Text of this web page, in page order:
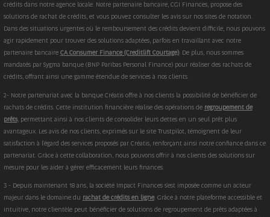
crédits dans notre agence locale. Notre partenaire bancaire, CGI Finances, propose des
solutions de rachat de crédits, et vous pouvez consulter les avis sur nos sites de notation.
Dans des situations urgentes où le remboursement des crédits devient difficile, nous pouvons
agir rapidement pour trouver des solutions adaptées, parfois en travaillant avec notre
partenaire bancaire CA Consumer Finance (Creditlift Courtage). De plus, nous sommes
mandatés par Sygma banque (BNP Paribas Personal Finance) pour réaliser des rachats de
crédits, offrant ainsi une gamme étendue de services à nos clients.
2- Notre partenariat avec la banque Créatis offre à nos clients la possibilité de bénéficier de
rachats de crédits. Cette institution financière réalise des opérations de regroupement de
prêts, permettant ainsi à nos clients de consolider leurs dettes en un seul prêt plus
avantageux. Les avis de nos clients, exprimés sur le site Trustpilot, témoignent de leur
satisfaction à l'égard des services proposés par Créatis, renforçant ainsi notre confiance dans ce
partenariat. Grâce à cette collaboration, nous pouvons offrir à nos clients des solutions sur
mesure pour les aider à gérer efficacement leurs finances.
3 - Depuis maintenant 18 ans, la société Impact Finances s'est imposée comme un acteur
majeur dans le domaine du rachat de crédits en ligne. Grâce à notre plateforme accessible et
intuitive, notre clientèle peut bénéficier de solutions de regroupement de prêts adaptées à